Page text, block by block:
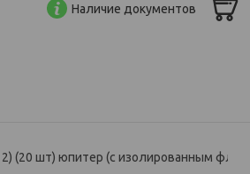
Наличие документов